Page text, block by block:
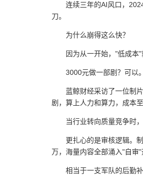
连续三年的AI风口，
刀。
为什么崩得这么快？
因为从一开始，"低成本
3000元做一部剧？可以
蓝鲸财经采访了一位制
剧，算上人力和算力，成本
当行业转向质量竞争时
更扎心的是审核逻辑。
万，海量内容全部涌入"自审
相当于一支军队的后勤